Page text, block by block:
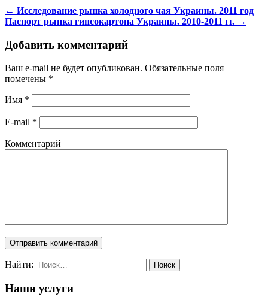
← Исследование рынка холодного чая Украины. 2011 год
Паспорт рынка гипсокартона Украины. 2010-2011 гг. →
Добавить комментарий
Ваш e-mail не будет опубликован. Обязательные поля
помечены *
Имя *
E-mail *
Комментарий
Найти:
Наши услуги